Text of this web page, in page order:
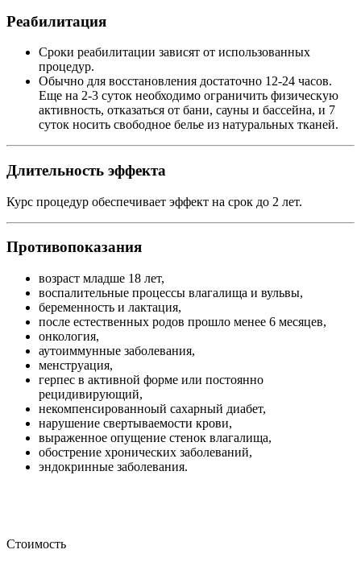
Реабилитация
Сроки реабилитации зависят от использованных
процедур.
Обычно для восстановления достаточно 12-24 часов.
Еще на 2-3 суток необходимо ограничить физическую
активность, отказаться от бани, сауны и бассейна, и 7
суток носить свободное белье из натуральных тканей.
Длительность эффекта
Курс процедур обеспечивает эффект на срок до 2 лет.
Противопоказания
возраст младше 18 лет,
воспалительные процессы влагалища и вульвы,
беременность и лактация,
после естественных родов прошло менее 6 месяцев,
онкология,
аутоиммунные заболевания,
менструация,
герпес в активной форме или постоянно
рецидивирующий,
некомпенсированноый сахарный диабет,
нарушение свертываемости крови,
выраженное опущение стенок влагалища,
обострение хронических заболеваний,
эндокринные заболевания.
Стоимость